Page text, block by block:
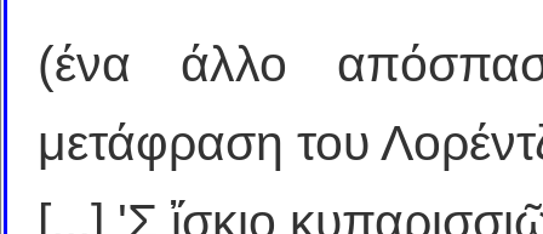
(ένα άλλο
μετάφραση του
[...] 'Σ ἴσκιο